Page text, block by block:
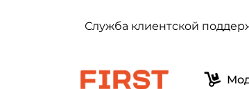
Служба клиентской